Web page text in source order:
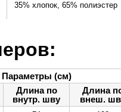
35% хлопок, 65% полиэстер
Параметры (см)
Длина по
внутр. шву
Длина
внеш.